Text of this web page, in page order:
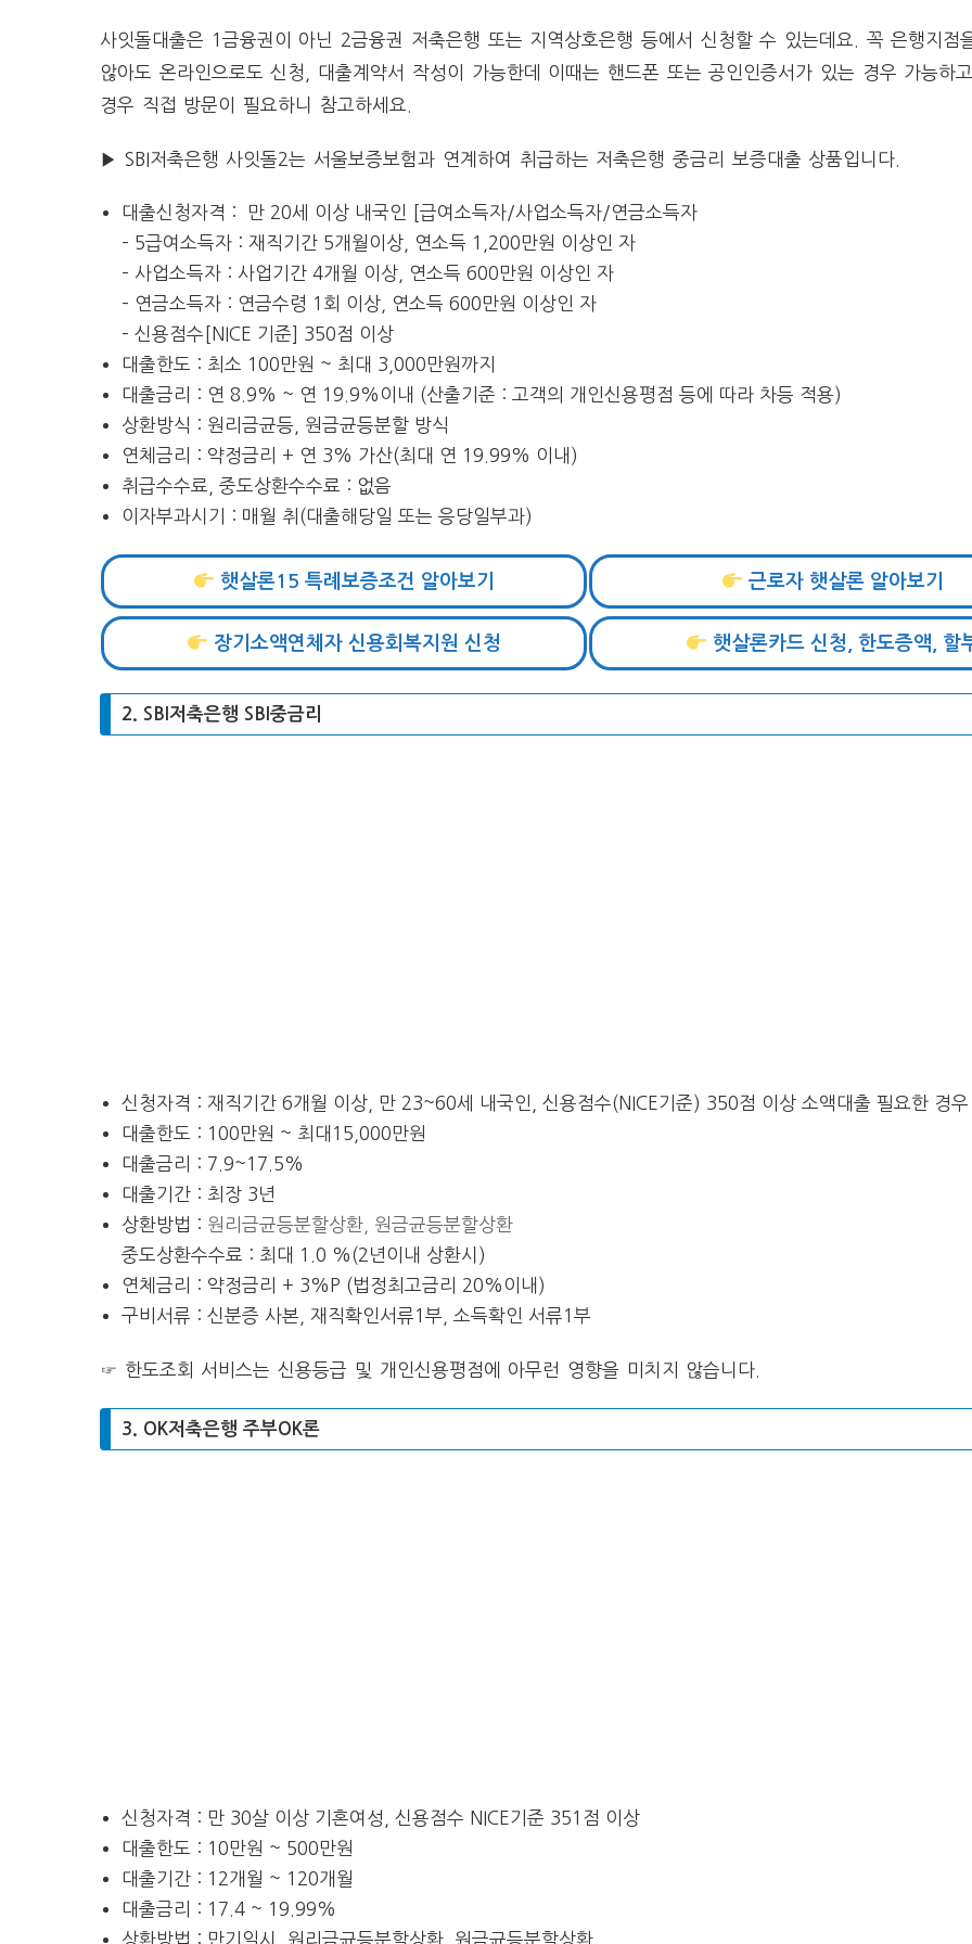
사잇돌대출은 1금융권이 아닌 2금융권 저축은행 또는 지역상호은행 등에서 신청할 수 있는데요. 꼭 은행지점
않아도 온라인으로도 신청, 대출계약서 작성이 가능한데 이때는 핸드폰 또는 공인인증서가 있는 경우 가능하
경우 직접 방문이 필요하니 참고하세요.
▶ SBI저축은행 사잇돌2는 서울보증보험과 연계하여 취급하는 저축은행 중금리 보증대출 상품입니다.
대출신청자격 : 만 20세 이상 내국인 [급여소득자/사업소득자/연금소득자
– 5급여소득자 : 재직기간 5개월이상, 연소득 1,200만원 이상인 자
– 사업소득자 : 사업기간 4개월 이상, 연소득 600만원 이상인 자
– 연금소득자 : 연금수령 1회 이상, 연소득 600만원 이상인 자
–신용점수[NICE 기준] 350점 이상
대출한도 : 최소 100만원 ~ 최대 3,000만원까지
대출금리 : 연 8.9% ~ 연 19.9%이내 (산출기준 : 고객의 개인신용평점 등에 따라 차등 적용)
상환방식 : 원리금균등, 원금균등분할 방식
연체금리 : 약정금리 + 연 3% 가산(최대 연 19.99% 이내)
취급수수료, 중도상환수수료 : 없음
이자부과시기 : 매월 취(대출해당일 또는 응당일부과)
햇살론15 특례보증조건 알아보기 근로자 햇살론 알아보기
장기소액연체자 신용회복지원 신청 햇살론카드 신청, 한도증액, 할
2. SBI저축은행 SBI중금리
신청자격 : 재직기간 6개월 이상, 만 23~60세 내국인, 신용점수(NICE기준) 350점 이상 소액대출 필요한 경우
대출한도 : 100만원 ~ 최대15,000만원
대출금리 : 7.9~17.5%
대출기간 : 최장 3년
상환방법 : 원리금균등분할상환, 원금균등분할상환
중도상환수수료 : 최대 1.0 %(2년이내 상환시)
연체금리 : 약정금리 + 3%P (법정최고금리 20%이내)
구비서류 : 신분증 사본, 재직확인서류1부, 소득확인 서류1부
☞ 한도조회 서비스는 신용등급 및 개인신용평점에 아무런 영향을 미치지 않습니다.
3. OK저축은행 주부OK론
신청자격 : 만 30살 이상 기혼여성, 신용점수 NICE기준 351점 이상
대출한도 : 10만원 ~ 500만원
대출기간 : 12개월 ~ 120개월
대출금리 : 17.4 ~ 19.99%
상환방법 : 만기일시, 원리금균등분할상환, 원금균등분할상환